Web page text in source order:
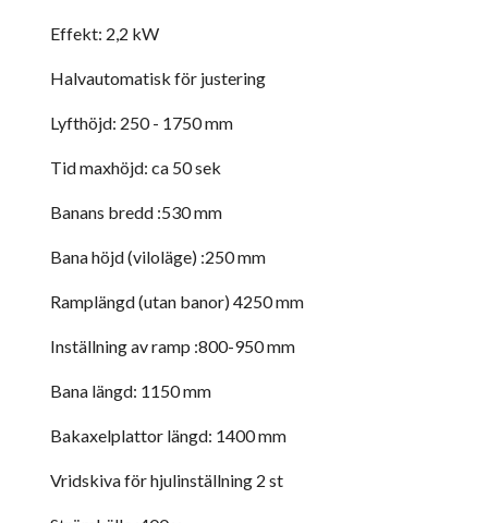
Effekt: 2,2 kW
Halvautomatisk för justering
Lyfthöjd: 250 - 1750 mm
Tid maxhöjd: ca 50 sek
Banans bredd :530 mm
Bana höjd (viloläge) :250 mm
Ramplängd (utan banor) 4250 mm
Inställning av ramp :800-950 mm
Bana längd: 1150 mm
Bakaxelplattor längd: 1400 mm
Vridskiva för hjulinställning 2 st